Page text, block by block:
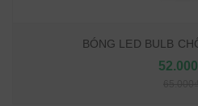
BÓNG LED BULB